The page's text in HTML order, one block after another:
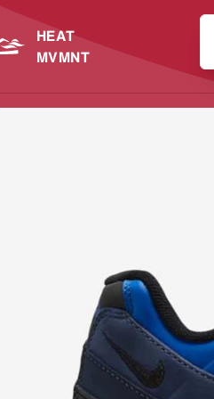
HEAT
MVMNT